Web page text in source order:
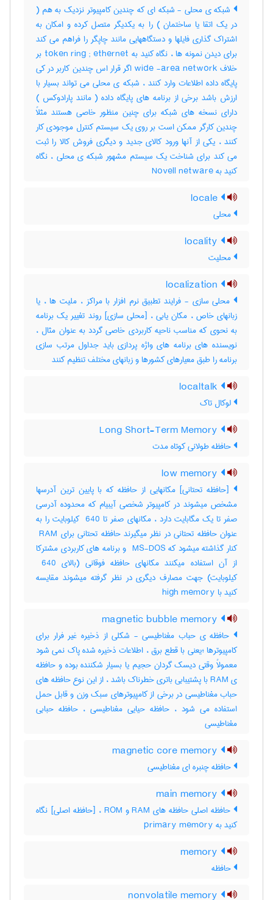
شبکه ی محلی - شبکه ای که چندین کامپیوتر نزدیک به هم (
در یک اتقا یا ساختمان ) را به یکدیگر متصل کرده و امکان به
اشتراک گذاری فایلها و دستگاههایی مانند چاپگر را فراهم می کند
برای دیدن نمونه ها ، نگاه کنید به token ring ; ethernet بر
خلاف wide -area network اگر قرار اس چندین کاربر در کی
پایگاه داده اطلاعات وارد کنند ، شبکه ی محلی می تواند بسیار با
ارزش باشد برخی از برنامه های پایگاه داده ( مانند پارادوکس )
دارای نسخه های شبکه برای چنین منظور خاصی هستند مثلاً
چندین کارگر ممکن است بر روی یک سیستم کنترل موجودی کار
کنند ، یکی از آنها ورود کالای جدید و دیگری فروش کالا را ثبت
می کند برای شناخت یک سیستم مشهور شبکه ی محلی ، نگاه
کنید به Novell netware
محلی
محلیت
محلی سازی - فرایند تطبیق نرم افزار با مراکز ، ملیت ها ، یا
زبانهای خاص ، مکان یابی ، [محلی سازی] روند تغییر یک برنامه
به نحوی که مناسب ناحیه کاربردی خاصی گردد به عنوان مثال ،
نویسنده های برنامه های واژه پردازی باید جداول مرتب سازی
برنامه را طبق معیارهای کشورها و زبانهای مختلف تنظیم کنند
لوکال تاک
حافظه طولانی کوتاه مدت
[حافظه تحتانی] مکانهایی از حافظه که با پایین ترین آدرسها
مشخص میشوند در کامپیوتر شخصی آیبیام که محدوده آدرسی
صفر تا یک مگابایت دارد ، مکانهای صفر تا ‎ 640 کیلوبایت را به
عنوان حافظه تحتانی در نظر میگیرند حافظه تحتانی برای ‎ RAM
کنار گذاشته میشود که ‎ MS-DOS و برنامه های کاربردی مشترکا
از آن استفاده میکنند مکانهای حافظه فوقانی (بالای ‎ 640
کیلوبایت) جهت مصارف دیگری در نظر گرفته میشوند مقایسه
کنید با ‎ high memory
حافظه ی حباب مغناطیسی - شکلی از ذخیره غیر فرار برای
کامپیوترها ؛یعنی با قطع برق ، اطلاعات ذخیره شده پاک نمی شود
معمولاً وقتی دیسک گردان حجیم یا بسیار شکننده بوده و حافظه
ی RAM با پشتیبابی باتری خطرناک باشد ، از این نوع حافظه های
حباب مغناطیسی در برخی از کامپیوترهای سبک وزن و قابل حمل
استفاده می شود ، حافظه حیایی مغناطیسی ، حافظه حبابی
مغناطیسی
حافظه چنبره ای مغناطیسی
حافظه اصلی حافظه های RAM و ROM ، [حافظه اصلی] نگاه
کنید به ‎ primary memory
حافظه